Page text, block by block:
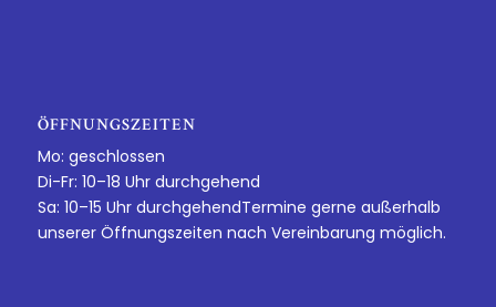
ÖFFNUNGSZEITEN
Mo: geschlossen
Di-Fr: 10–18 Uhr durchgehend
Sa: 10–15 Uhr durchgehendTermine gerne außerhalb
unserer Öffnungszeiten nach Vereinbarung möglich.